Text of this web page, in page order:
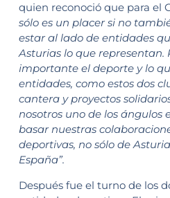
quien reconoció que para el
sólo es un placer si no
estar al lado de entidades
Asturias lo que representan.
importante el deporte y lo
entidades, como estos dos
cantera y proyectos
nosotros uno de los ángulos
basar nuestras
deportivas, no sólo de
España”.
Después fue el turno de los